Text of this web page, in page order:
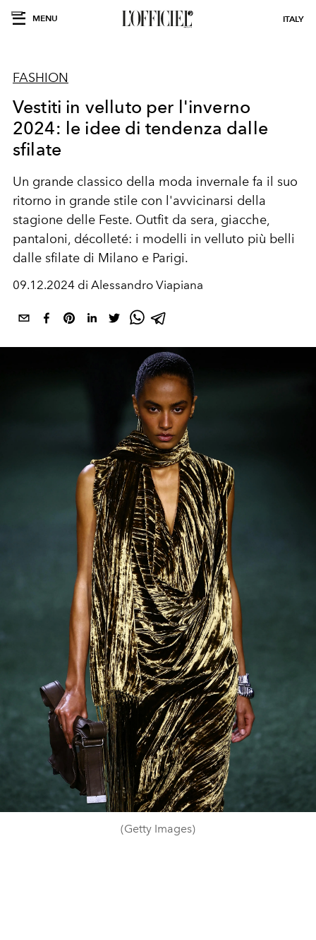
MENU ITALY
FASHION
Vestiti in velluto per l'inverno
2024: le idee di tendenza dalle
sfilate
Un grande classico della moda invernale fa il suo
ritorno in grande stile con l'avvicinarsi della
stagione delle Feste. Outfit da sera, giacche,
pantaloni, décolleté: i modelli in velluto più belli
dalle sfilate di Milano e Parigi.
09.12.2024 di Alessandro Viapiana
(Getty Images)